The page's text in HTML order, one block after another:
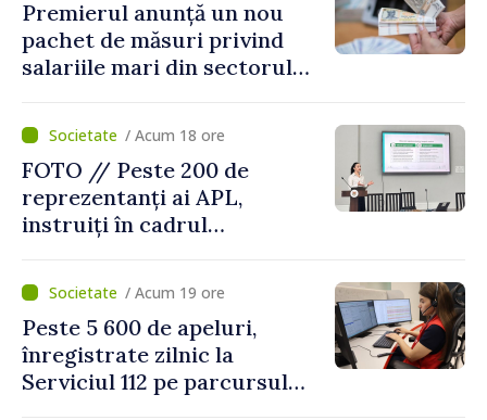
Premierul anunță un nou
pachet de măsuri privind
salariile mari din sectorul
/ Acum 18 ore
FOTO // Peste 200 de
reprezentanți ai APL,
instruiți în cadrul
Mediu privind aplicarea a
două regulamente din
domeniu
/ Acum 19 ore
Peste 5 600 de apeluri,
înregistrate zilnic la
Serviciul 112 pe parcursul